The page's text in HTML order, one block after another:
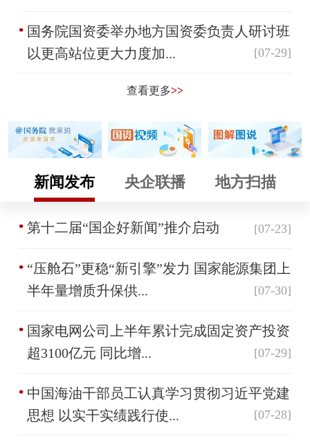
国务院国资委举办地方国资委负责人研讨班
以更高站位更大力度加...
[07-29]
查看更多>>
新闻发布 央企联播 地方扫描
第十二届“国企好新闻”推介启动 [07-23]
“压舱石”更稳“新引擎”发力 国家能源集团上
半年量增质升保供...
[07-30]
国家电网公司上半年累计完成固定资产投资
超3100亿元 同比增...
[07-29]
中国海油干部员工认真学习贯彻习近平党建
思想 以实干实绩践行使...
[07-28]